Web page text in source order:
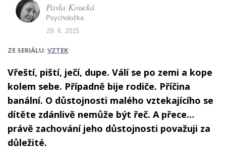
ZE SERIÁLU: VZTEK
Vřeští, piští, ječí, dupe. Válí se po zemi a kope
kolem sebe. Případně bije rodiče. Příčina
banální. O důstojnosti malého vztekajícího se
dítěte zdánlivě nemůže být řeč. A přece…
právě zachování jeho důstojnosti považuji za
důležité.
Pavla Koucká
Psycholožka
29. 6. 2015